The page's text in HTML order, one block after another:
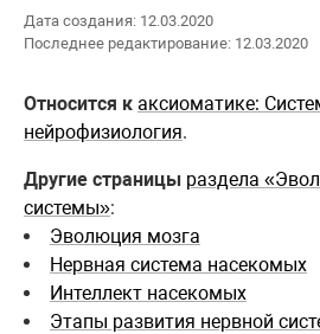
Дата создания: 12.03.2020
Последнее редактирование: 12.03.2020
Относится к аксиоматике:
нейрофизиология.
Другие страницы раздела
системы»:
Эволюция мозга
Нервная система насекомых
Интеллект насекомых
Этапы развития нервной